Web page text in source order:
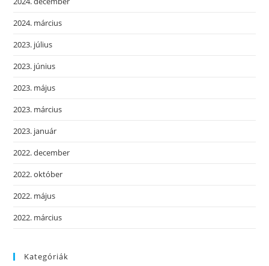
2024. március
2023. július
2023. június
2023. május
2023. március
2023. január
2022. december
2022. október
2022. május
2022. március
Kategóriák